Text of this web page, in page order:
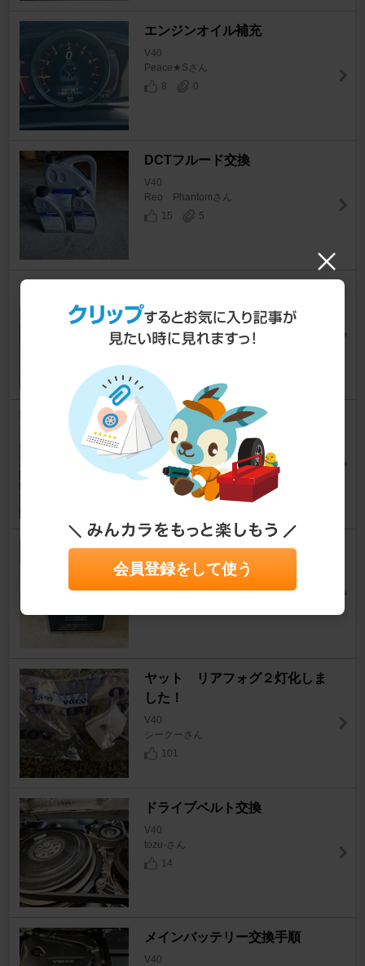
エンジンオイル補充
V40
Peace★Sさん
8
0
DCTフルード交換
V40
Reo Phantomさん
15
5
V40
MAPPY!さん
21
1
エンジンルーム、ウェザースト
リップ修繕。
V40
takkyka2さん
0
オイル延命 motor rev
V40
ヤット リアフォグ２灯化しま
した！
V40
シークーさん
101
ドライブベルト交換
V40
tozu-さん
14
メインバッテリー交換手順
V40
会員登録をして使う